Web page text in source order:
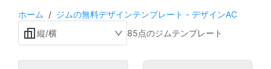
ホーム / ジムの無料デザインテンプレート - デザインAC
縦/横
85点のジムテンプレート